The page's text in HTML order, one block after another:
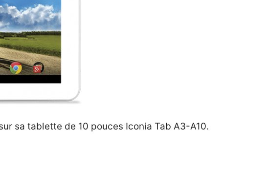
sa tablette de 10 pouces Iconia Tab A3-A10.